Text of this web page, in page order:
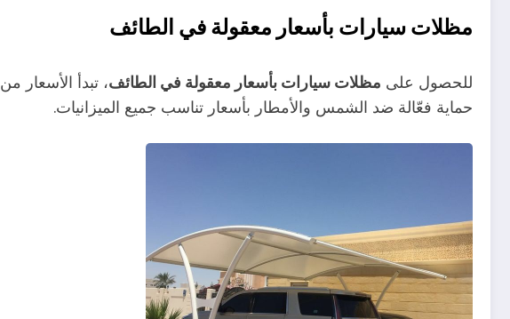
مظلات سيارات بأسعار معقولة في الطائف
للحصول على مظلات سيارات بأسعار معقولة في الطائف، تبدأ الأسعار من
حماية فعّالة ضد الشمس والأمطار بأسعار تناسب جميع الميزانيات.